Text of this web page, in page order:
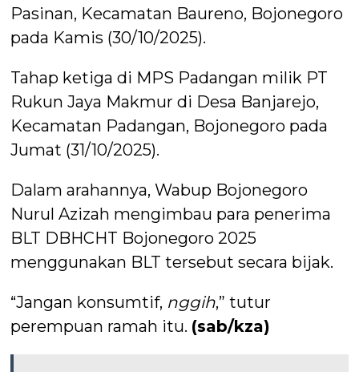
Pasinan, Kecamatan Baureno, Bojonegoro
pada Kamis (30/10/2025).
Tahap ketiga di MPS Padangan milik PT
Rukun Jaya Makmur di Desa Banjarejo,
Kecamatan Padangan, Bojonegoro pada
Jumat (31/10/2025).
Dalam arahannya, Wabup Bojonegoro
Nurul Azizah mengimbau para penerima
BLT DBHCHT Bojonegoro 2025
menggunakan BLT tersebut secara bijak.
“Jangan konsumtif, nggih,” tutur
perempuan ramah itu. (sab/kza)